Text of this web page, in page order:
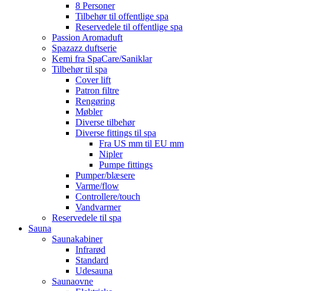
8 Personer
Tilbehør til offentlige spa
Reservedele til offentlige spa
Passion Aromaduft
Spazazz duftserie
Kemi fra SpaCare/Saniklar
Tilbehør til spa
Cover lift
Patron filtre
Rengøring
Møbler
Diverse tilbehør
Diverse fittings til spa
Fra US mm til EU mm
Nipler
Pumpe fittings
Pumper/blæsere
Varme/flow
Controllere/touch
Vandvarmer
Reservedele til spa
Sauna
Saunakabiner
Infrarød
Standard
Udesauna
Saunaovne